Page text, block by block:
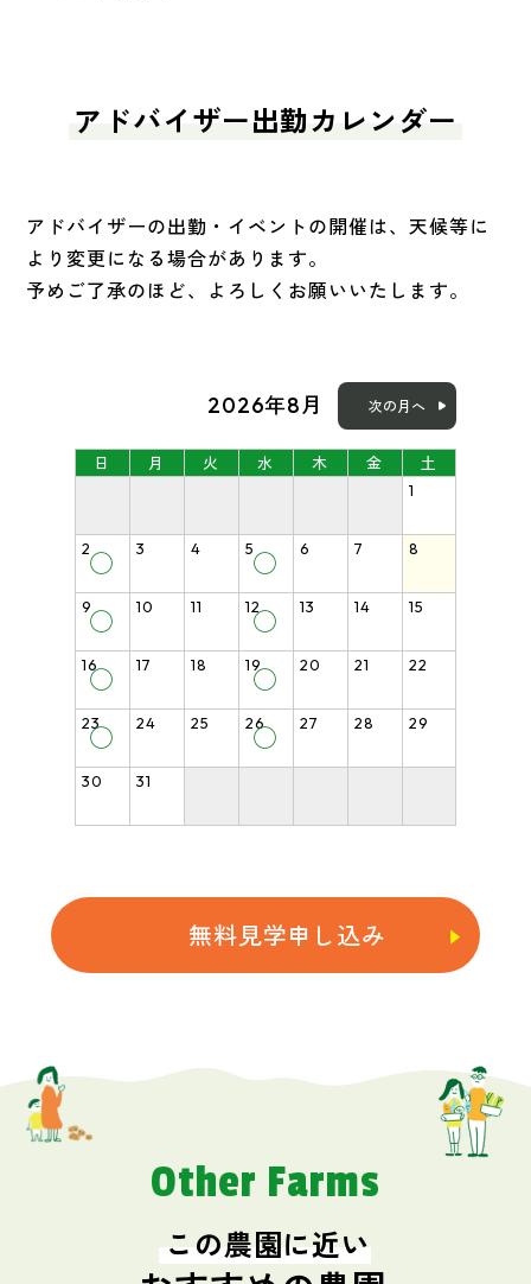
アドバイザー出勤カレンダー
アドバイザーの出勤・イベントの開催は、天候等に
より変更になる場合があります。
予めご了承のほど、よろしくお願いいたします。
2026年8月 次の月へ
日 月 火 水 木 金 土
1
2
◯
3 4 5
◯
6 7 8
9
◯
10 11 12
◯
13 14 15
16
◯
17 18 19
◯
20 21 22
23
◯
24 25 26
◯
27 28 29
30 31
無料見学申し込み
Other Farms
この農園に近い